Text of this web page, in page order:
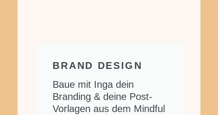
BRAND DESIGN
Baue mit Inga dein
Branding & deine Post-
Vorlagen aus dem Mindful